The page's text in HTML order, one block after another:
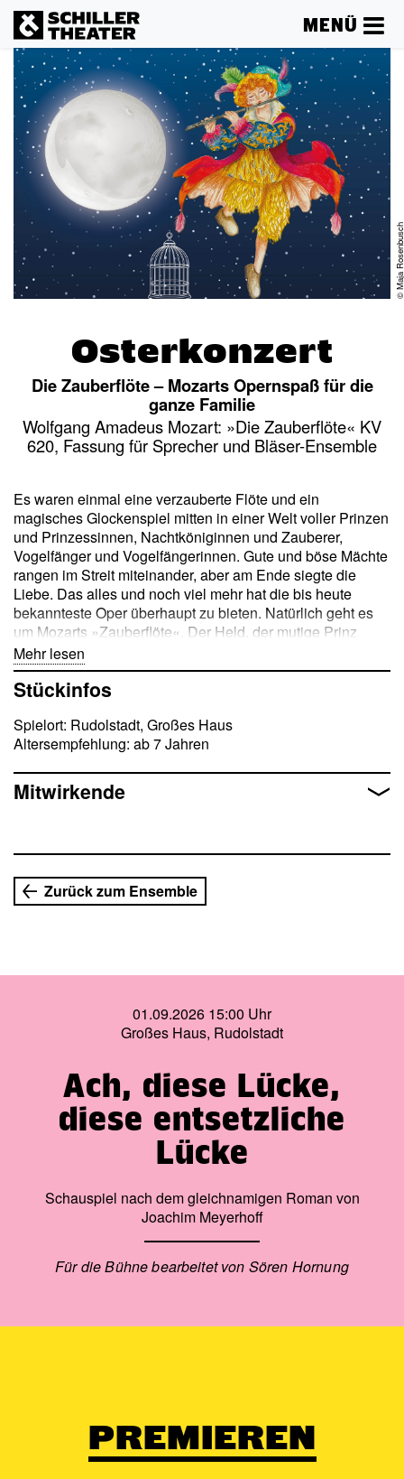
MENÜ
© Maja
Osterkonzert
Die Zauberflöte – Mozarts Opernspaß für die
ganze Familie
Wolfgang Amadeus Mozart: »Die Zauberflöte« KV
620, Fassung für Sprecher und Bläser-Ensemble
Es waren einmal eine verzauberte Flöte und ein
magisches Glockenspiel mitten in einer Welt voller Prinzen
und Prinzessinnen, Nachtköniginnen und Zauberer,
Vogelfänger und Vogelfängerinnen. Gute und böse Mächte
rangen im Streit miteinander, aber am Ende siegte die
Liebe. Das alles und noch viel mehr hat die bis heute
bekannteste Oper überhaupt zu bieten. Natürlich geht es
um Mozarts »Zauberflöte«. Der Held, der mutige Prinz
Tamino, soll im Auftrag der Königin der Nacht deren
Tochter Pamina befreien, die im Schloss des Zauberers
Sarastro gefangen gehalten wird. Zusammen mit dem
verlegen ist, macht sich Tamino auf den Weg. Mit
magischen Hilfsmitteln lavieren sie sich durch alle
wahre Liebe. Zu Ostern wird diese – zugegeben etwas
knifflige – Geschichte unserem Publikum in einem neuen
auch nach vielen
Jahrhunderten nichts von ihrer einnehmenden Fülle an
wunderbarster Musik verloren hat. Ein Klangerlebnis und
Mehr lesen
Stückinfos
Spielort: Rudolstadt, Großes Haus
Altersempfehlung: ab 7 Jahren
Mitwirkende
Zurück zum Ensemble
01.09.2026 15:00 Uhr
Großes Haus, Rudolstadt
Ach, diese Lücke,
diese entsetzliche
Lücke
Schauspiel nach dem gleichnamigen Roman von
Joachim Meyerhoff
Für die Bühne bearbeitet von Sören Hornung
PREMIEREN